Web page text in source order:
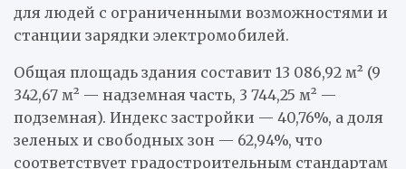
для людей с ограниченными возможностями и
станции зарядки электромобилей.
Общая площадь здания составит 13 086,92 м² (9
342,67 м² — надземная часть, 3 744,25 м² —
подземная). Индекс застройки — 40,76%, а доля
зеленых и свободных зон — 62,94%, что
соответствует градостроительным стандартам